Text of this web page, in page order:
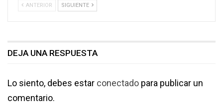
ANTERIOR SIGUIENTE
DEJA UNA RESPUESTA
Lo siento, debes estar conectado para publicar un
comentario.